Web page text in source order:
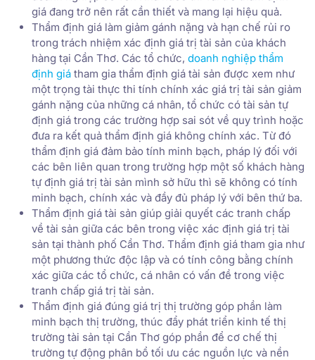
giá đang trở nên rất cần thiết và mang lại hiệu quả.
Thẩm định giá làm giảm gánh nặng và hạn chế rủi ro
trong trách nhiệm xác định giá trị tài sản của khách
hàng tại Cần Thơ. Các tổ chức, doanh nghiệp thẩm
định giá tham gia thẩm định giá tài sản được xem như
một trọng tài thực thi tính chính xác giá trị tài sản giảm
gánh nặng của những cá nhân, tổ chức có tài sản tự
định giá trong các trường hợp sai sót về quy trình hoặc
đưa ra kết quả thẩm định giá không chính xác. Từ đó
thẩm định giá đảm bảo tính minh bạch, pháp lý đối với
các bên liên quan trong trường hợp một số khách hàng
tự định giá trị tài sản mình sở hữu thì sẽ không có tính
minh bạch, chính xác và đầy đủ pháp lý với bên thứ ba.
Thẩm định giá tài sản giúp giải quyết các tranh chấp
về tài sản giữa các bên trong việc xác định giá trị tài
sản tại thành phố Cần Thơ. Thẩm định giá tham gia như
một phương thức độc lập và có tính công bằng chính
xác giữa các tổ chức, cá nhân có vấn đề trong việc
tranh chấp giá trị tài sản.
Thẩm định giá đúng giá trị thị trường góp phần làm
minh bạch thị trường, thúc đẩy phát triển kinh tế thị
trường tài sản tại Cần Thơ góp phần để cơ chế thị
trường tự động phân bổ tối ưu các nguồn lực và nền